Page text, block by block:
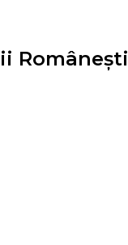
Românești